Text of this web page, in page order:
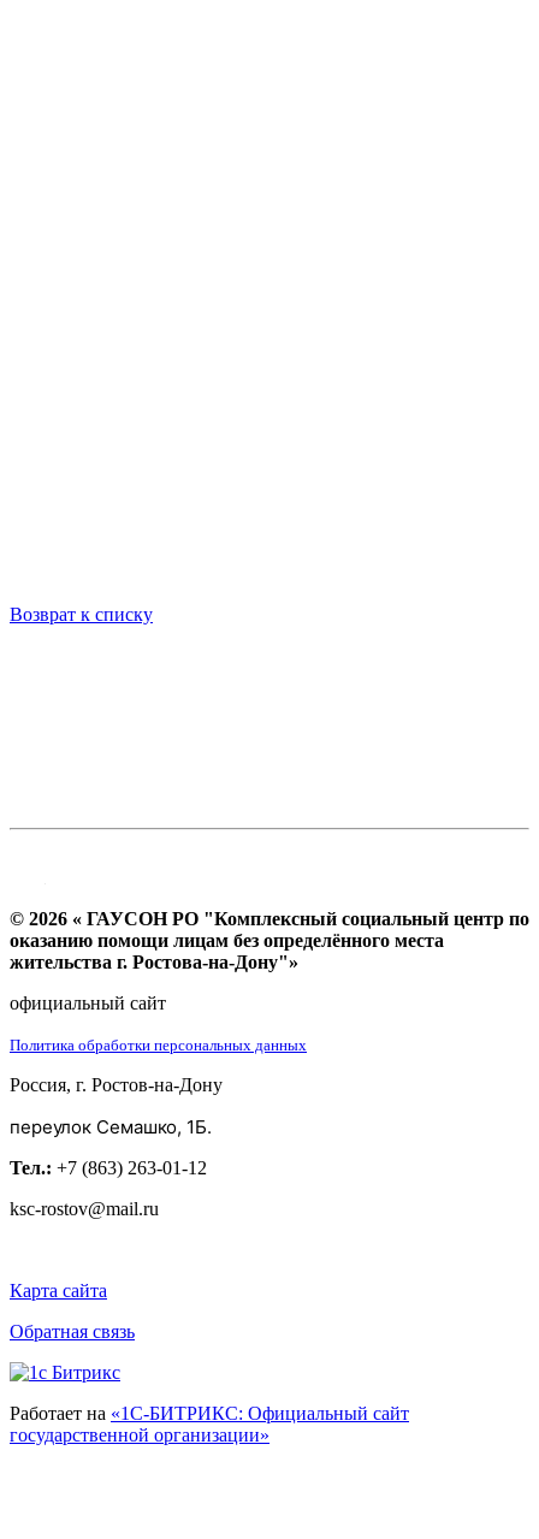
Возврат к списку
© 2026 « ГАУСОН РО "Комплексный социальный центр по
оказанию помощи лицам без определённого места
жительства г. Ростова-на-Дону"»
официальный сайт
Политика обработки персональных данных
Россия, г. Ростов-на-Дону
переулок Семашко, 1Б.
Тел.: +7 (863) 263-01-12
ksc-rostov@mail.ru
Карта сайта
Обратная связь
Работает на «1С-БИТРИКС: Официальный сайт
государственной организации»